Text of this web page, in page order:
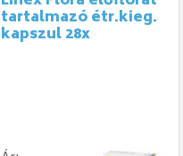
tartalmazó étr.kieg.
kapszul 28x